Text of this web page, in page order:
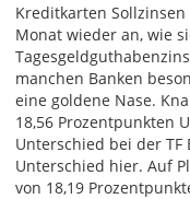
Kreditkarten
Monat wieder an, wie
manchen Banken
eine goldene Nase.
18,56 Prozentpunkten
Unterschied bei der
Unterschied hier. Auf
von 18,19